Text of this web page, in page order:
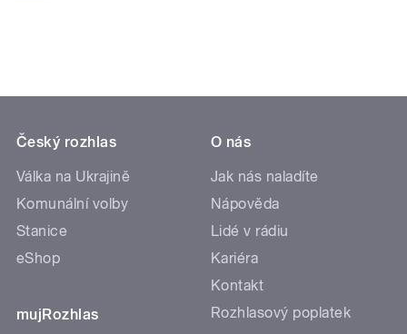
Český rozhlas
Válka na Ukrajině
Komunální volby
Stanice
eShop
mujRozhlas
O nás
Jak nás naladíte
Nápověda
Lidé v rádiu
Kariéra
Kontakt
Rozhlasový poplatek